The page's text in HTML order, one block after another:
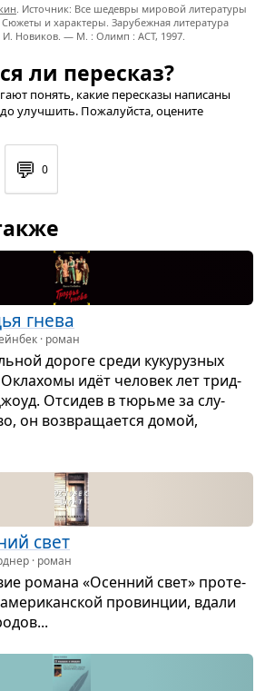
. Источник: Все шедевры мировой литературы
и характеры. Зарубежная литература
И. Новиков. — М. : Олимп : ACT, 1997.
ли пересказ?
понять, какие пересказы написаны
улучшить. Пожалуйста, оцените
💬 0
гнева
· роман
дороге среди куку­руз­ных
идёт чело­век лет трид­
Отси­дев в тюрьме за слу­
он воз­вра­ща­ется домой,
свет
· роман
романа «Осен­ний свет» про­те­
аме­ри­кан­ской про­вин­ции, вдали